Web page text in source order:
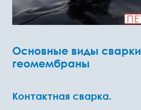
Основные виды сварки
геомембраны
Контактная сварка.